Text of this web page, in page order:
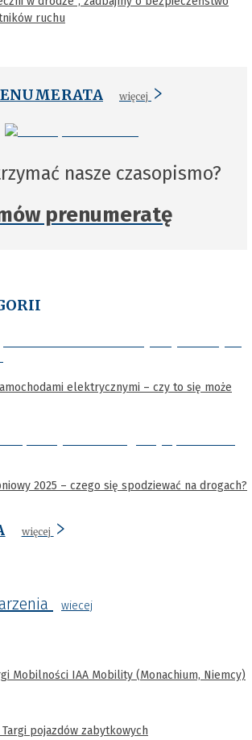
ruchu
więcej
nasze czasopismo?
prenumeratę
elektrycznymi – czy to się może
2025 – czego się spodziewać na drogach?
więcej
wiecej
Mobilności IAA Mobility (Monachium, Niemcy)
pojazdów zabytkowych